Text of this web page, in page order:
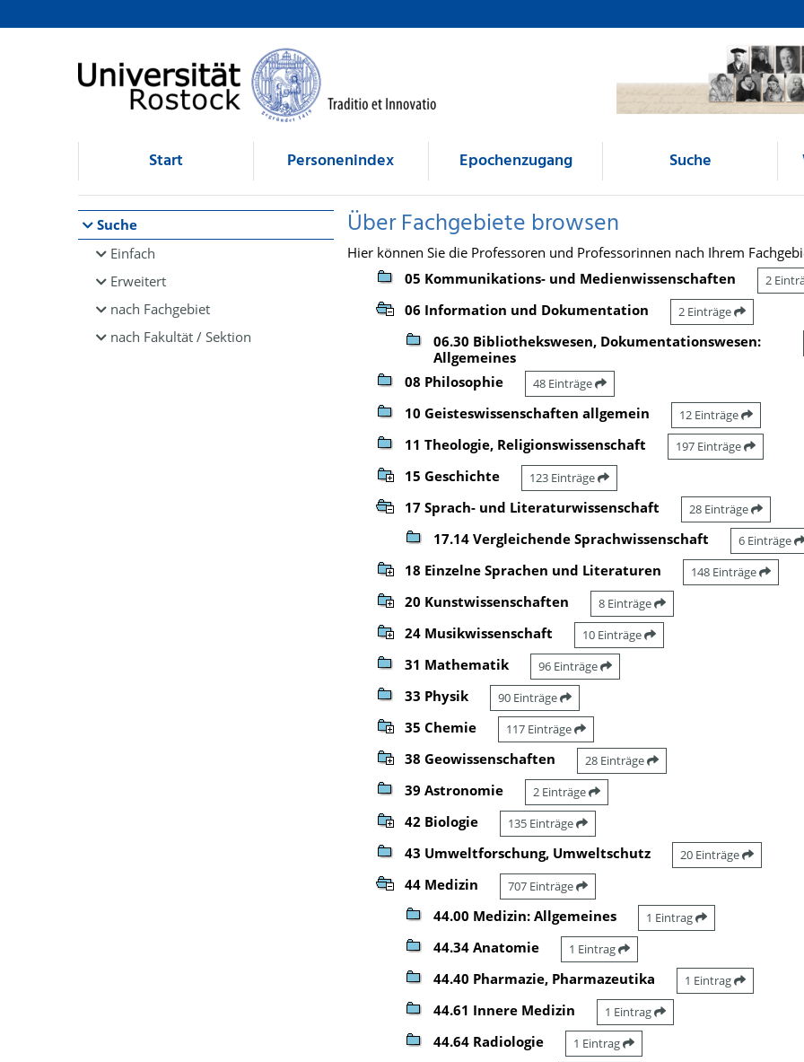
Browsen
direkt zum Inhalt
Start Personenindex Epochenzugang Suche
Suche
Einfach
Erweitert
nach Fachgebiet
nach Fakultät / Sektion
Über Fachgebiete browsen
Hier können Sie die Professoren und Professorinnen nach Ihrem
05 Kommunikations- und Medienwissenschaften
2
06 Information und Dokumentation 2 Einträge
06.30 Bibliothekswesen, Dokumentationswesen:
Allgemeines
08 Philosophie 48 Einträge
10 Geisteswissenschaften allgemein 12 Einträge
11 Theologie, Religionswissenschaft 197 Einträge
15 Geschichte 123 Einträge
17 Sprach- und Literaturwissenschaft 28 Einträge
17.14 Vergleichende Sprachwissenschaft 6 Einträge
18 Einzelne Sprachen und Literaturen 148 Einträge
20 Kunstwissenschaften 8 Einträge
24 Musikwissenschaft 10 Einträge
31 Mathematik 96 Einträge
33 Physik 90 Einträge
35 Chemie 117 Einträge
38 Geowissenschaften 28 Einträge
39 Astronomie 2 Einträge
42 Biologie 135 Einträge
43 Umweltforschung, Umweltschutz 20 Einträge
44 Medizin 707 Einträge
44.00 Medizin: Allgemeines 1 Eintrag
44.34 Anatomie 1 Eintrag
44.40 Pharmazie, Pharmazeutika 1 Eintrag
44.61 Innere Medizin 1 Eintrag
44.64 Radiologie 1 Eintrag